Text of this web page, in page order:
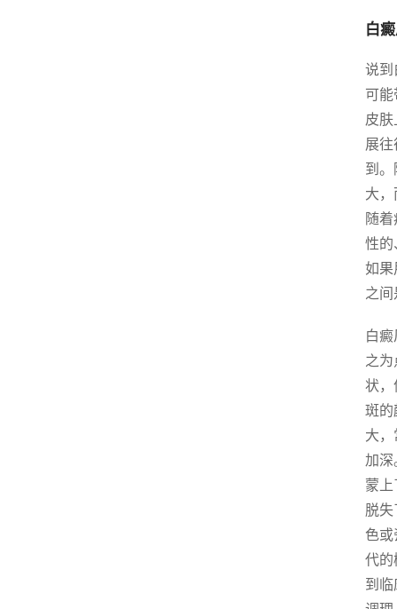
白
说到
可
皮
展
到
大，
随
性的
如果
之间
白
之
状，
斑的
大
加深
蒙
脱失
色或
代的
到